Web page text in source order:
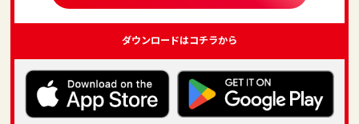
ダウンロードはコチラから